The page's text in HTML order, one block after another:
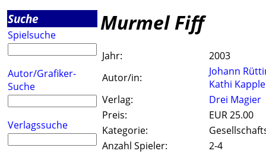
Suche
Spielsuche
Autor/Grafiker-
Suche
Verlagssuche
Murmel Fiff
Jahr:
2003
Autor/in:
Johann
Kathi
Verlag:
Drei Magier
Preis:
EUR 25.00
Kategorie:
Anzahl Spieler:
2-4